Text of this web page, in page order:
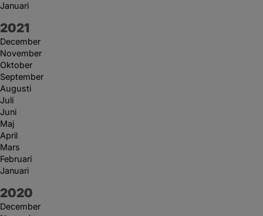
Januari
År:
2021
December
November
Oktober
September
Augusti
Juli
Juni
Maj
April
Mars
Februari
Januari
År:
2020
December